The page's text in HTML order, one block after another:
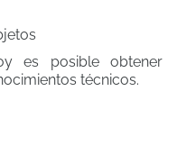
es posible obtener
técnicos.